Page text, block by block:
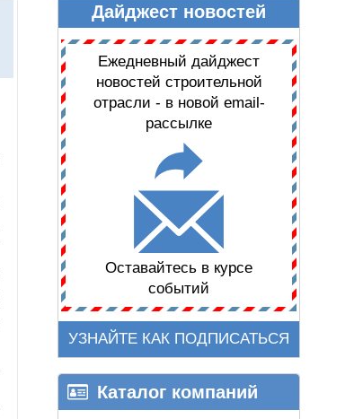
ДАЙДЖЕСТ НОВОСТЕЙДайджест новостей
Ежедневный дайджест
новостей строительной
отрасли - в новой email-
рассылке
Оставайтесь в курсе
событий
УЗНАЙТЕ КАК ПОДПИСАТЬСЯ
Каталог компаний